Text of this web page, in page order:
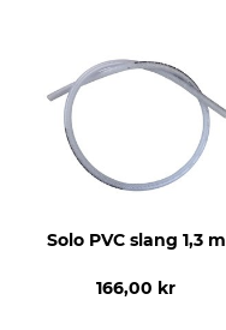
Solo PVC slang 1,3 m
166,00 kr